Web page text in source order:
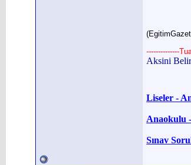
--------------
Aksini
Liseler -
Anaokulu
Sınav